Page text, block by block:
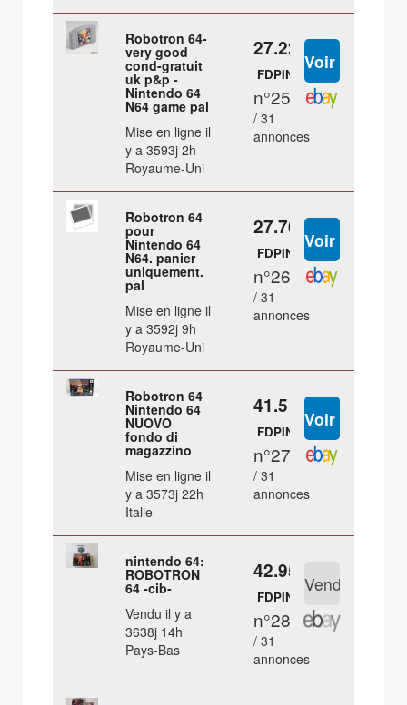
Robotron 64-
very good
cond-gratuit
uk p&p -
Nintendo 64
N64 game pal
Mise en ligne il
y a 3593j 2h
Royaume-Uni
27.22 €
FDPIN
n°25
/ 31
annonces
Robotron 64
pour
Nintendo 64
N64. panier
uniquement.
pal
Mise en ligne il
y a 3592j 9h
Royaume-Uni
27.76 €
FDPIN
n°26
/ 31
annonces
Robotron 64
Nintendo 64
NUOVO
fondo di
magazzino
Mise en ligne il
y a 3573j 22h
Italie
41.5 €
FDPIN
n°27
/ 31
annonces
nintendo 64:
ROBOTRON
64 -cib-
Vendu il y a
3638j 14h
Pays-Bas
42.95 €
FDPIN
n°28
/ 31
annonces